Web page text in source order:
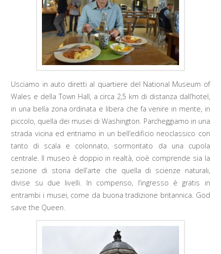
Usciamo in auto diretti al quartiere del National Museum of
Wales e della Town Hall, a circa 2,5 km di distanza dall’hotel,
in una bella zona ordinata e libera che fa venire in mente, in
piccolo, quella dei musei di Washington. Parcheggiamo in una
strada vicina ed entriamo in un bell’edificio neoclassico con
tanto di scala e colonnato, sormontato da una cupola
centrale. Il museo è doppio in realtà, cioè comprende sia la
sezione di storia dell’arte che quella di scienze naturali,
divise su due livelli. In compenso, l’ingresso è gratis in
entrambi i musei, come da buona tradizione britannica. God
save the Queen.